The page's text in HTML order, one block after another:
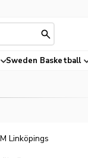
Sweden Basketball
Linköpings